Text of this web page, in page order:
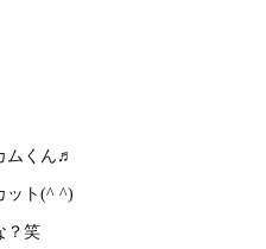
ムくん♬
ット(^ ^)
？笑